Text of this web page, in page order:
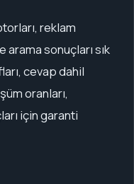
reklam
sonuçları sık
cevap dahil
oranları,
için garanti